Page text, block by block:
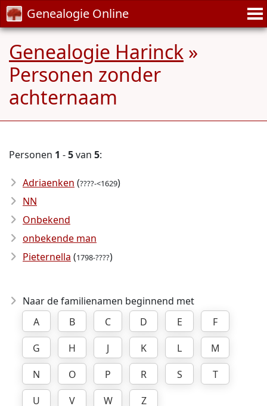
Genealogie Online
Genealogie Harinck »
Personen zonder
achternaam
Personen 1 -5van 5:
Adriaenken (????-<1629)
NN
Onbekend
onbekende man
Pieternella (1798-????)
Naar de familienamen beginnend met
A
B C D E
F
G
H J K L
M
N
O P R S
T
U
V W
Z